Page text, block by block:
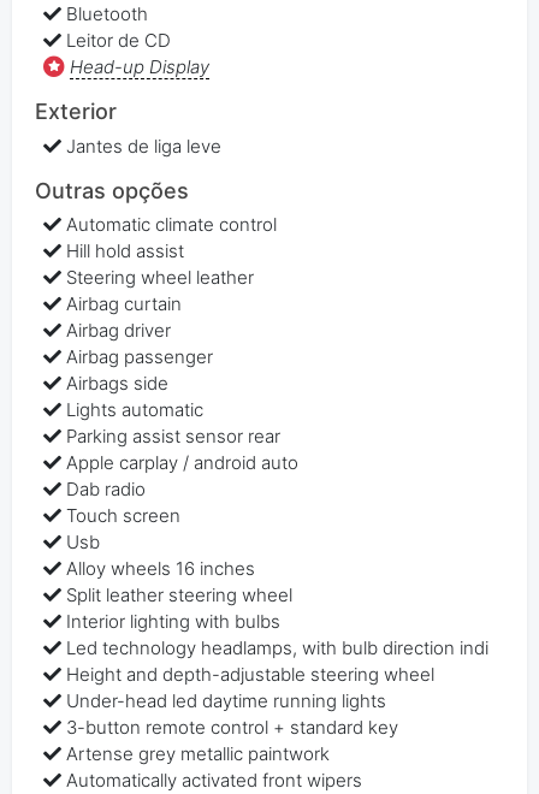
Bluetooth
Leitor de CD
Head-up Display
Exterior
Jantes de liga leve
Outras opções
Automatic climate control
Hill hold assist
Steering wheel leather
Airbag curtain
Airbag driver
Airbag passenger
Airbags side
Lights automatic
Parking assist sensor rear
Apple carplay / android auto
Dab radio
Touch screen
Usb
Alloy wheels 16 inches
Split leather steering wheel
Interior lighting with bulbs
Led technology headlamps, with bulb direction indi
Height and depth-adjustable steering wheel
Under-head led daytime running lights
3-button remote control + standard key
Artense grey metallic paintwork
Automatically activated front wipers